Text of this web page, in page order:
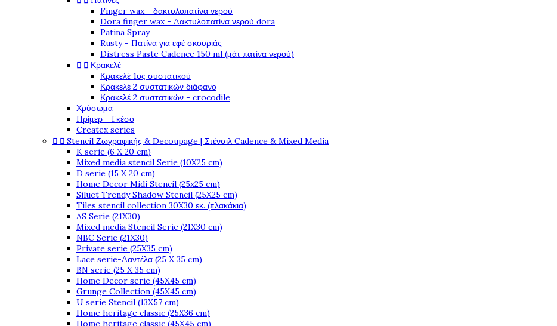
Finger wax - δακτυλοπατίνα νερού
Dora finger wax - Δακτυλοπατίνα νερού dora
Patina Spray
Rusty - Πατίνα για εφέ σκουριάς
Distress Paste Cadence 150 ml (μάτ πατίνα νερού)
  Κρακελέ
Κρακελέ 1ος συστατικού
Κρακελέ 2 συστατικών διάφανο
Κρακελέ 2 συστατικών - crocodile
Χρύσωμα
Πρίμερ - Γκέσο
Createx series
  Stencil Ζωγραφικής & Decoupage | Στένσιλ Cadence & Mixed Media
K serie (6 X 20 cm)
Mixed media stencil Serie (10X25 cm)
D serie (15 X 20 cm)
Home Decor Midi Stencil (25x25 cm)
Siluet Trendy Shadow Stencil (25X25 cm)
Tiles stencil collection 30X30 εκ. (πλακάκια)
AS Serie (21X30)
Mixed media Stencil Serie (21X30 cm)
NBC Serie (21X30)
Private serie (25X35 cm)
Lace serie-Δαντέλα (25 X 35 cm)
BN serie (25 X 35 cm)
Home Decor serie (45X45 cm)
Grunge Collection (45X45 cm)
U serie Stencil (13X57 cm)
Home heritage classic (25X36 cm)
Home heritage classic (45X45 cm)